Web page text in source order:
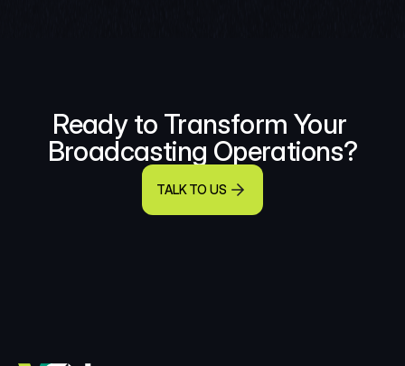
Ready to Transform Your
Broadcasting Operations?
TALK TO US